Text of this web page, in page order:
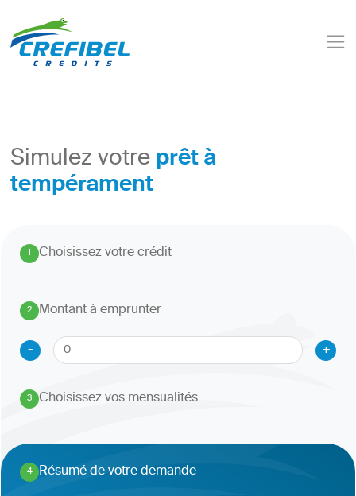
Simulez votreprêt à
tempérament
1. Choisissez votre crédit
2
.
Montant à emprunter
-
+
3
. Choisissez vos mensualités
4
. Résumé de votre demande